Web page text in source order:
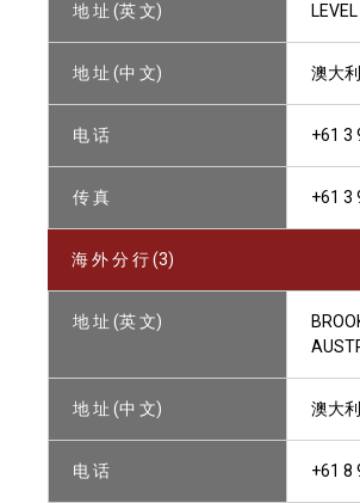
地 址 (英 文)
地 址 (中 文) 澳大
电 话 +61 3
传 真 +61 3
海 外 分 行 (3)
地 址 (英 文)
地 址 (中 文) 澳大
电 话 +61 8